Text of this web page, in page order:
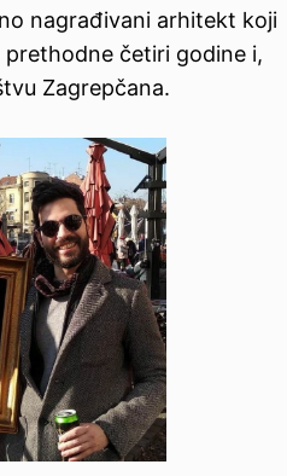
nagrađivani arhitekt koji
prethodne četiri godine i,
Zagrepčana.